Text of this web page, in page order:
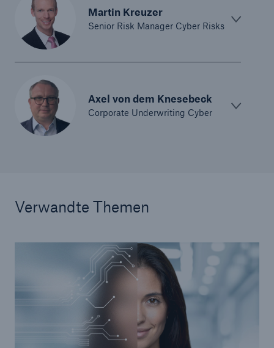
Martin Kreuzer
Senior Risk Manager Cyber Risks
Axel von dem Knesebeck
Corporate Underwriting Cyber
Verwandte Themen